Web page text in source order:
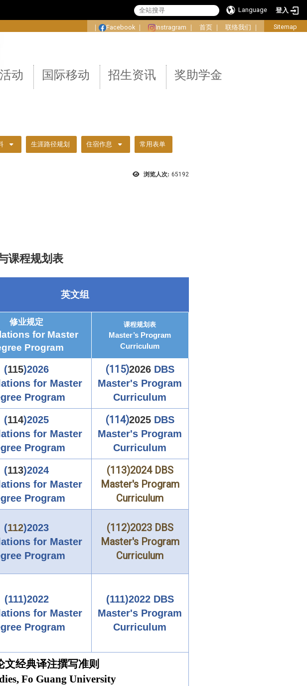
Language
登入
｜ Facebook ｜ Instragram ｜ 首页 ｜ 联络我们 ｜ Sitemap
动 国际移动 招生资讯
奖助学金
生涯路径规划 住宿作息 常用表单
浏览人次: 65192
课程规划表
英文组
修业规定
for Master
Program
课程规划表
Master’s Program
Curriculum
(115)2026
for Master
Program
(115)2026DBS
Master's Program
Curriculum
(114)2025
for Master
Program
(114)2025DBS
Master's Program
Curriculum
(113)2024
for Master
Program
(113)2024 DBS
Master's Program
Curriculum
(112)2023
for Master
Program
(112)2023 DBS
Master's Program
Curriculum
(111)2022
for Master
Program
(111)2022 DBS
Master's Program
Curriculum
文经典译注撰写准则
Fo Guang University